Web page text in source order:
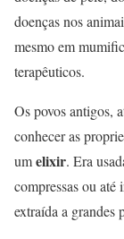
doenças nos
mesmo em
terapêuticos.
Os povos antigos,
conhecer as
umelixir. Era
compressas ou
extraída a grandes